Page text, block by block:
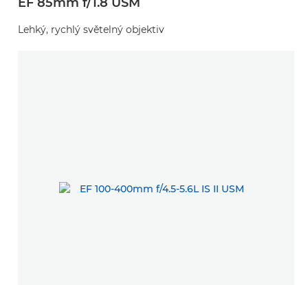
Lehký, rychlý světelný objektiv